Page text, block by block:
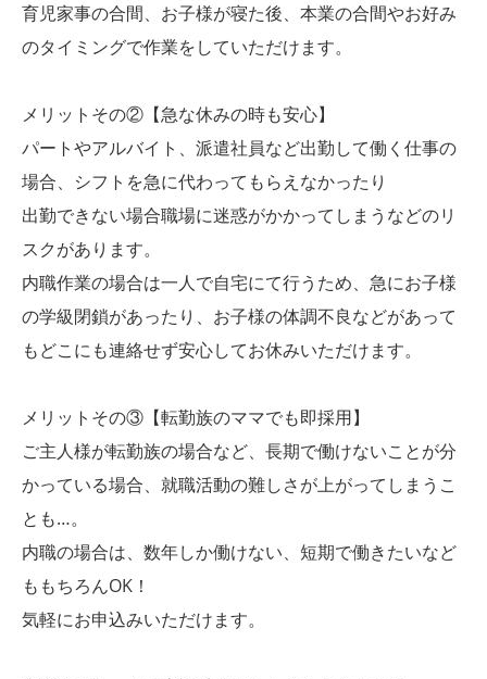
育児家事の合間、お子様が寝た後、本業の合間やお好み
のタイミングで作業をしていただけます。
メリットその②【急な休みの時も安心】
パートやアルバイト、派遣社員など出勤して働く仕事の
場合、シフトを急に代わってもらえなかったり
出勤できない場合職場に迷惑がかかってしまうなどのリ
スクがあります。
内職作業の場合は一人で自宅にて行うため、急にお子様
の学級閉鎖があったり、お子様の体調不良などがあって
もどこにも連絡せず安心してお休みいただけます。
メリットその③【転勤族のママでも即採用】
ご主人様が転勤族の場合など、長期で働けないことが分
かっている場合、就職活動の難しさが上がってしまうこ
とも…。
内職の場合は、数年しか働けない、短期で働きたいなど
ももちろんOK！
気軽にお申込みいただけます。